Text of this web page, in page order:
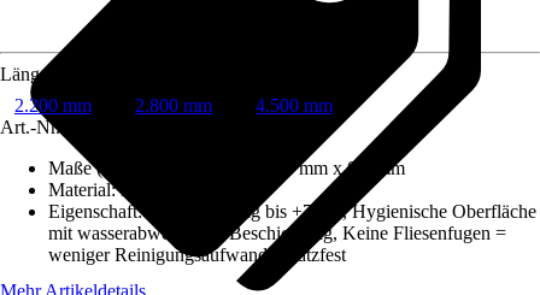
Länge
2.200 mm
2.800 mm
4.500 mm
Art.-Nr.
Maße (LxBxS)
2200 mm x 600 mm x 0.2 mm
Material:Hart-PVC-Folie
Eigenschaft:
Hitzebeständig bis +70°C, Hygienische Oberfläche
mit wasserabweisender Beschichtung, Keine Fliesenfugen =
weniger Reinigungsaufwand, Kratzfest
Mehr Artikeldetails